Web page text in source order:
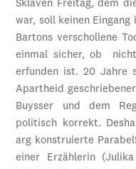
Sklaven Freitag, dem
war, soll keinen
Bartons verschollene
einmal sicher, ob
erfunden ist. 20 Jahre
Apartheid
Buysser und dem
politisch korrekt.
arg konstruierte
einer Erzählerin